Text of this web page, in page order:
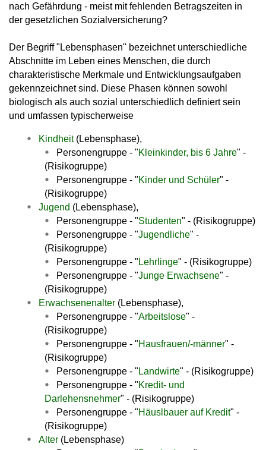
nach Gefährdung - meist mit fehlenden Betragszeiten in
der gesetzlichen Sozialversicherung?
Der Begriff "Lebensphasen" bezeichnet unterschiedliche
Abschnitte im Leben eines Menschen, die durch
charakteristische Merkmale und Entwicklungsaufgaben
gekennzeichnet sind. Diese Phasen können sowohl
biologisch als auch sozial unterschiedlich definiert sein
und umfassen typischerweise
Kindheit(Lebensphase),
Personengruppe - "Kleinkinder, bis 6 Jahre" -
(Risikogruppe)
Personengruppe - "Kinder und Schüler" -
(Risikogruppe)
Jugend (Lebensphase),
Personengruppe - "Studenten" - (Risikogruppe)
Personengruppe - "Jugendliche" -
(Risikogruppe)
Personengruppe - " Lehrlinge" - (Risikogruppe)
Personengruppe - "Junge Erwachsene" -
(Risikogruppe)
Erwachsenenalter (Lebensphase),
Personengruppe - "Arbeitslose" -
(Risikogruppe)
Personengruppe - "Hausfrauen/-männer" -
(Risikogruppe)
Personengruppe - " Landwirte" - (Risikogruppe)
Personengruppe - "Kredit- und
Darlehensnehmer" - (Risikogruppe)
Personengruppe - "Häuslbauer auf Kredit" -
(Risikogruppe)
Alter (Lebensphase)